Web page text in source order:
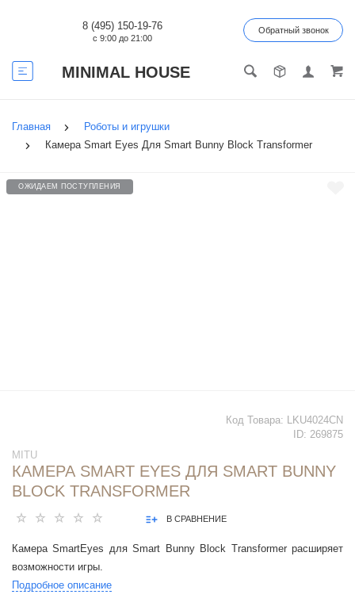
MINIMAL HOUSE
8 (495) 150-19-76
с 9:00 до 21:00
Обратный звонок
Главная
Роботы и игрушки
Камера Smart Eyes Для Smart Bunny Block Transformer
ОЖИДАЕМ ПОСТУПЛЕНИЯ
Код Товара: LKU4024CN
ID: 269875
MITU
КАМЕРА SMART EYES ДЛЯ SMART BUNNY
BLOCK TRANSFORMER
В СРАВНЕНИЕ
Камера SmartEyes для Smart Bunny Block Transformer расширяет
возможности игры.
Подробное описание